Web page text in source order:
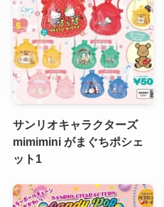
サンリオキャラクターズ
mimimini がまぐちポシェ
ット1